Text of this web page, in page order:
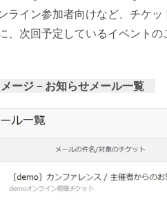
ライン参加者向けなど、チケ
次回予定しているイベントの
ージ－お知らせメール一覧